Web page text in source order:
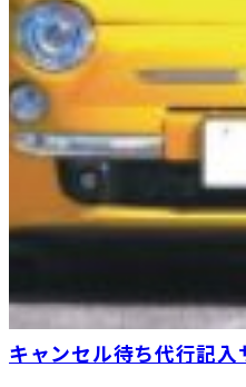
キャンセル待ち代行記入